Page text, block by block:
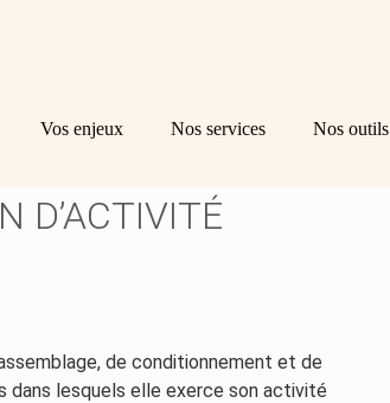
Vos enjeux Nos services Nos outils
D’ACTIVITÉ
de conditionnement et de
dans lesquels elle exerce son activité